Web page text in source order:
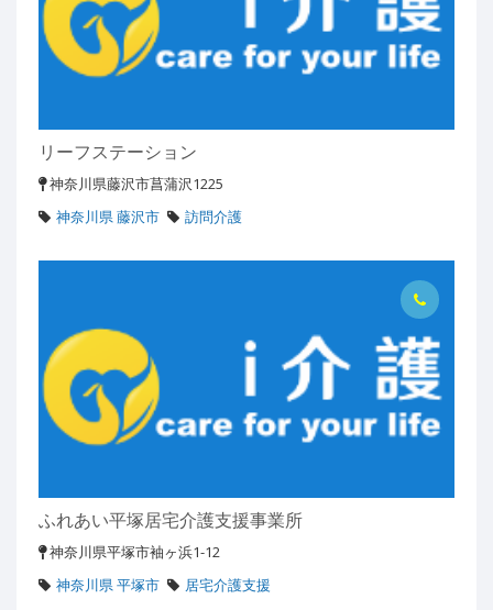
リーフステーション
神奈川県藤沢市菖蒲沢1225
神奈川県 藤沢市
訪問介護
ふれあい平塚居宅介護支援事業所
神奈川県平塚市袖ヶ浜1-12
神奈川県 平塚市
居宅介護支援